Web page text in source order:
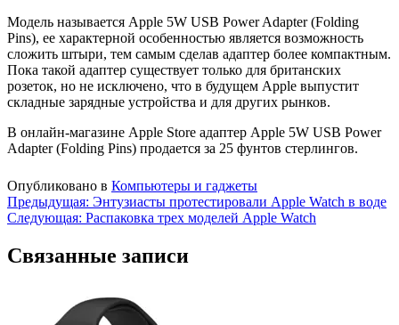
Модель называется Apple 5W USB Power Adapter (Folding
Pins), ее характерной особенностью является возможность
сложить штыри, тем самым сделав адаптер более компактным.
Пока такой адаптер существует только для британских
розеток, но не исключено, что в будущем Apple выпустит
складные зарядные устройства и для других рынков.
В онлайн-магазине Apple Store адаптер Apple 5W USB Power
Adapter (Folding Pins) продается за 25 фунтов стерлингов.
Опубликовано в Компьютеры и гаджеты
Навигация
по
записям
Предыдущая: Энтузиасты протестировали Apple Watch в воде
Следующая: Распаковка трех моделей Apple Watch
Связанные записи